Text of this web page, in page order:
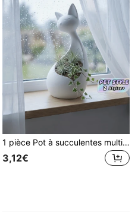
1 pièce Pot à succulentes multifonction en céramique en forme de chat mignon, contenant de rangement pour bijoux et stylos, décoration de bureau et de rebord de fenêtre, cadeau pour la maison et le bureau
3,12€